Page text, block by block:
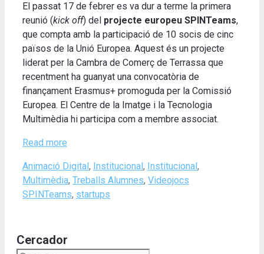
El passat 17 de febrer es va dur a terme la primera
reunió (kick off) del projecte europeu SPINTeams,
que compta amb la participació de 10 socis de cinc
països de la Unió Europea. Aquest és un projecte
liderat per la Cambra de Comerç de Terrassa que
recentment ha guanyat una convocatòria de
finançament Erasmus+ promoguda per la Comissió
Europea. El Centre de la Imatge i la Tecnologia
Multimèdia hi participa com a membre associat.
Read more
Categories
Animació Digital , Institucional , Institucional ,
Multimèdia, Treballs Alumnes, Videojocs
SPINTeams, startups
Cercador